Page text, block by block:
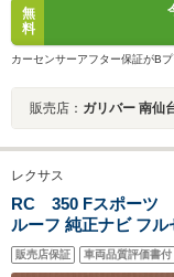
無
料
カーセンサーアフター保証がB
販売店： ガリバー 南仙
レクサス
RC 350 Fスポーツ
ルーフ 純正ナビ フ
ートヒーター シート
ワーシート LEDヘッ
販売店保証 車両品質評価書付